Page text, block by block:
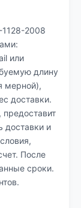
2008
или
длину
мерной),
доставки.
доставки и
После
сроки.